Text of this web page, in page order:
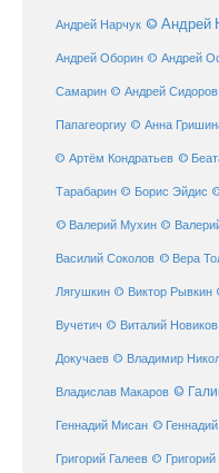
Андрей Нарчук © Андрей
Андрей Оборин © Андрей
Самарин © Андрей Сидоров
Папагеоргиу © Анна
© Артём Кондратьев ©
Тарабарин © Борис Эйдис
© Валерий Мухин ©
Василий Соколов © Вера
Лягушкин © Виктор Рывкин
Вучетич © Виталий Новиков
Докучаев © Владимир
Владислав Макаров ©
Геннадий Мисан ©
Григорий Галеев © Григорий